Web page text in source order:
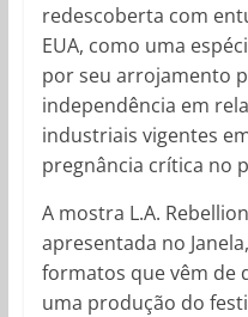
redescoberta com
EUA, como uma
por seu arrojamento
independência em
industriais vigentes
pregnância crítica no
A mostra L.A.
apresentada no
formatos que vêm de
uma produção do